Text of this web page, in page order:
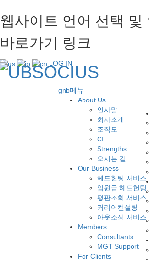
웹사이트 언어 선택 및
바로가기 링크
LOG IN
gnb메뉴
About Us
인사말
회사소개
조직도
CI
Strengths
오시는 길
Our Business
헤드헌팅 서비스
임원급 헤드헌팅
평판조회 서비스
커리어컨설팅
아웃소싱 서비스
Members
Consultants
MGT Support
For Clients